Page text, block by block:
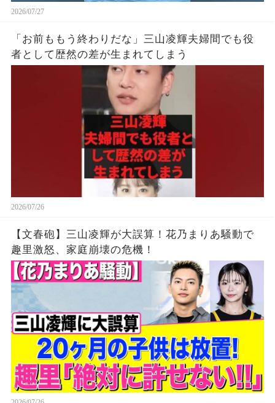
2026/07/27
「お前ももう終わりだな」三山凌輝夫婦間でも役
者として歴然の差が生まれてしまう
2026/07/26
【文春砲】三山凌輝が大誤算！花乃まりあ騒動で
趣里激怒、家庭崩壊の危機！